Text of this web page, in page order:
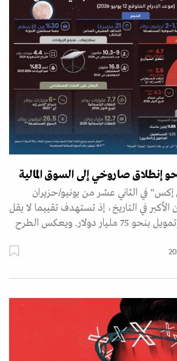
صاروخي إلى السوق المالية
في الثاني عشر من يونيو/حزيران
في التاريخ، إذ تستهدف تقييما لا يقل
عن 1.8 تريليون دولار وتمويل بنحو 75 مليار دولار. ويعكس الطرح